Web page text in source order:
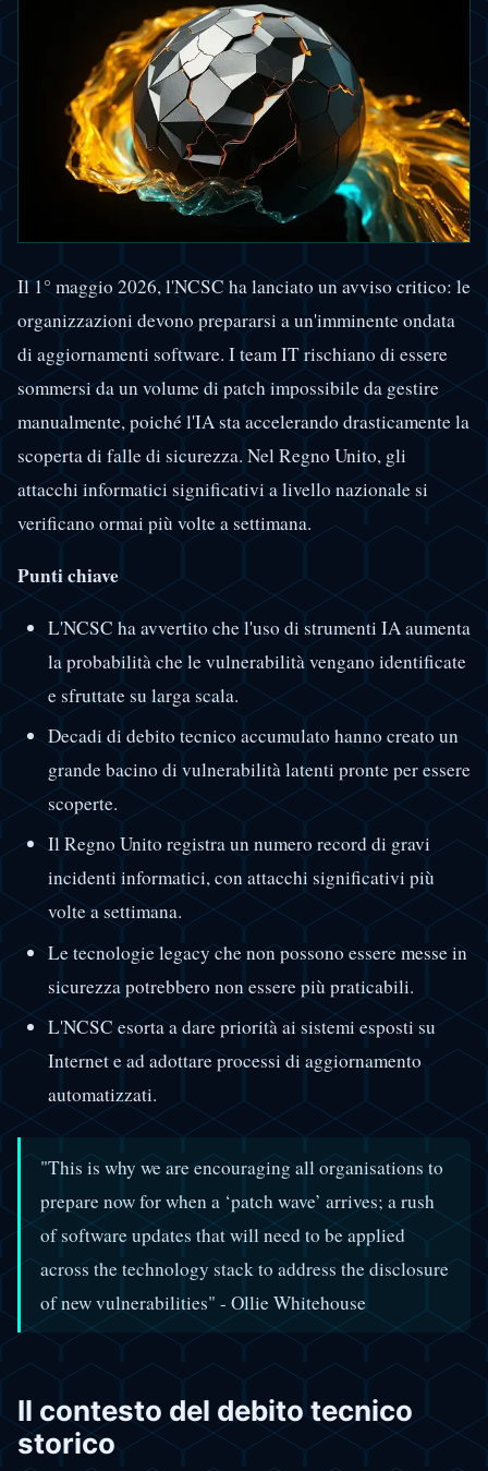
Il 1° maggio 2026, l'NCSC ha lanciato un avviso critico: le
organizzazioni devono prepararsi a un'imminente ondata
di aggiornamenti software. I team IT rischiano di essere
sommersi da un volume di patch impossibile da gestire
manualmente, poiché l'IA sta accelerando drasticamente la
scoperta di falle di sicurezza. Nel Regno Unito, gli
attacchi informatici significativi a livello nazionale si
verificano ormai più volte a settimana.
Punti chiave
L'NCSC ha avvertito che l'uso di strumenti IA aumenta
la probabilità che le vulnerabilità vengano identificate
e sfruttate su larga scala.
Decadi di debito tecnico accumulato hanno creato un
grande bacino di vulnerabilità latenti pronte per essere
scoperte.
Il Regno Unito registra un numero record di gravi
incidenti informatici, con attacchi significativi più
volte a settimana.
Le tecnologie legacy che non possono essere messe in
sicurezza potrebbero non essere più praticabili.
L'NCSC esorta a dare priorità ai sistemi esposti su
Internet e ad adottare processi di aggiornamento
automatizzati.
"This is why we are encouraging all organisations to
prepare now for when a ‘patch wave’ arrives; a rush
of software updates that will need to be applied
across the technology stack to address the disclosure
of new vulnerabilities" - Ollie Whitehouse
Il contesto del debito tecnico
storico